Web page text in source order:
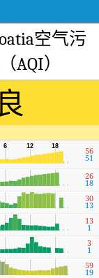
空气污
AQI）
良
18
12
6 56
51
26
18
30
13
13
1
3
1
59
19